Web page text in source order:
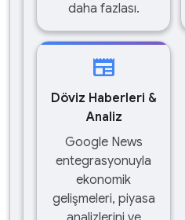
daha fazlası.
newspaper
Döviz Haberleri &
Analiz
Google News
entegrasyonuyla
ekonomik
gelişmeleri, piyasa